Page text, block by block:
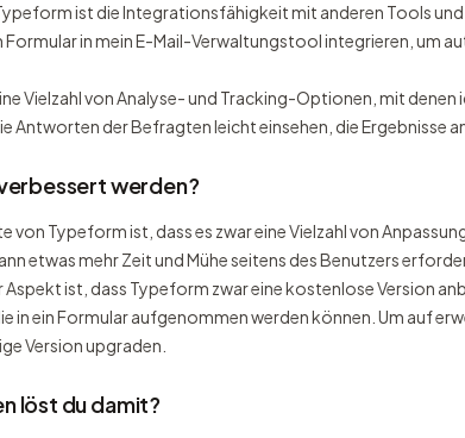
ist die Integrationsfähigkeit mit anderen Tools
Formular in mein E-Mail-Verwaltungstool integrieren, um
Vielzahl von Analyse- und Tracking-Optionen, mit
Antworten der Befragten leicht einsehen, die Ergebnisse
werden?
von Typeform ist, dass es zwar eine Vielzahl von
etwas mehr Zeit und Mühe seitens des Benutzers
ist, dass Typeform zwar eine kostenlose Version
in ein Formular aufgenommen werden können. Um auf
Version upgraden.
löst du damit?